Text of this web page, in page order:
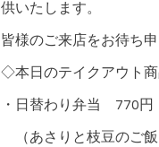
供いたします。
皆様のご来店をお待ち
◇本日のテイクアウト
・日替わり弁当 770円
（あさりと枝豆のご飯